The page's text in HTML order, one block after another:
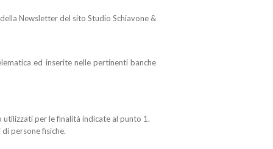
Newsletter del sito Studio Schiavone &
ed inserite nelle pertinenti banche
per le finalità indicate al punto 1.
persone fisiche.